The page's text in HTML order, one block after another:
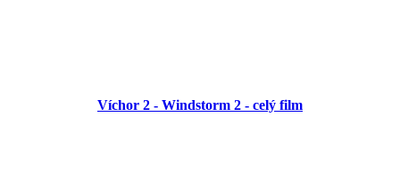
Víchor 2 - Windstorm 2 - celý film